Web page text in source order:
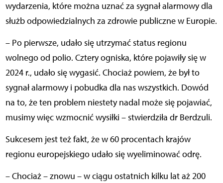
wydarzenia, które można uznać za sygnał alarmowy dla
służb odpowiedzialnych za zdrowie publiczne w Europie.
– Po pierwsze, udało się utrzymać status regionu
wolnego od polio. Cztery ogniska, które pojawiły się w
2024 r., udało się wygasić. Chociaż powiem, że był to
sygnał alarmowy i pobudka dla nas wszystkich. Dowód
na to, że ten problem niestety nadal może się pojawiać,
musimy więc wzmocnić wysiłki – stwierdziła dr Berdzuli.
Sukcesem jest też fakt, że w 60 procentach krajów
regionu europejskiego udało się wyeliminować odrę.
– Chociaż – znowu – w ciągu ostatnich kilku lat aż 200